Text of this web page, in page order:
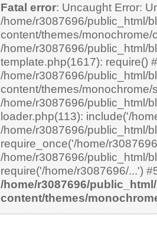
Fatal error: Uncaught Error: Undefined constant "cs_print_smilies" in
/home/r3087696/public_html/
content/themes/
/home/r3087696/public_html/
template.php(1617): require()
/home/r3087696/public_html/
content/themes/
/home/r3087696/public_html/
loader.php(113): include('/
/home/r3087696/public_html/
require_once('/home/
/home/r3087696/public_html/
/home/r3087696/
content/themes/